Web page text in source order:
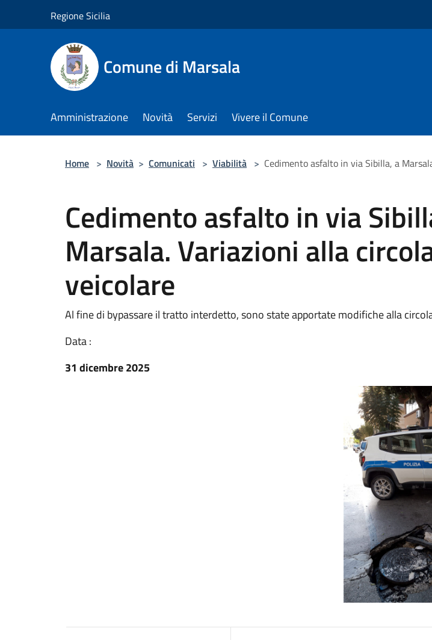
Regione Sicilia
Comune di Marsala
Amministrazione Novità Servizi Vivere il Comune
Home > Novità > Comunicati > Viabilità > Cedimento asfalto in via Sibilla, a
Cedimento asfalto in via
Marsala. Variazioni alla
veicolare
Al fine di bypassare il tratto interdetto, sono state apportate modifiche alla
Data :
31 dicembre 2025